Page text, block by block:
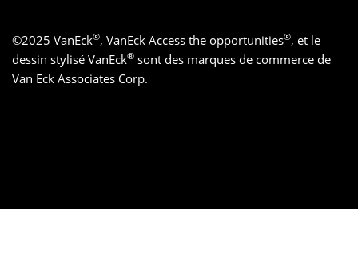
©2025 VanEck®, VanEck Access the opportunities®, et le
dessin stylisé VanEck® sont des marques de commerce de
Van Eck Associates Corp.